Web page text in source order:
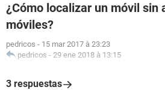
¿Cómo localizar un móvil sin
móviles?
pedricos - 15 mar 2017 à 23:23
pedricos - 29 ene 2018 à 13:15
3 respuestas